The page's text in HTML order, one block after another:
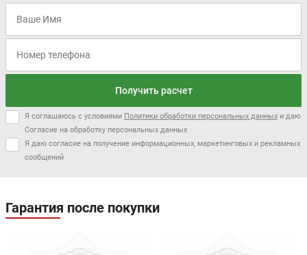
Получить расчет
Я соглашаюсь с условиями Политики обработки персональных данных и даю
Согласие на обработку персональных данных
Я даю согласие на получение информационных, маркетинговых и рекламных
сообщений
Гарантия после покупки